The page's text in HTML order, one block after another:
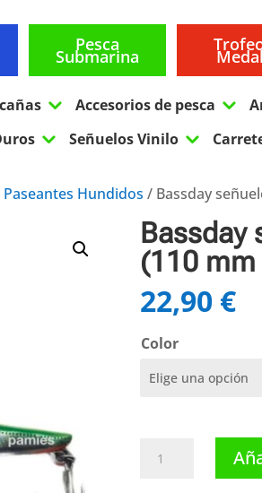
Pesca
Submarina
3 Accesorios de pesca 3
3 Señuelos Vinilo 3
Paseantes Hundidos / Bassday
Bassday
(110
22,90 €
Color
señuelo